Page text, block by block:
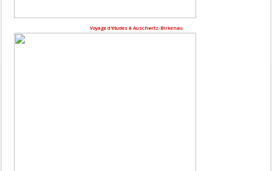
Voyage d'études à Auschwitz-Birkenau